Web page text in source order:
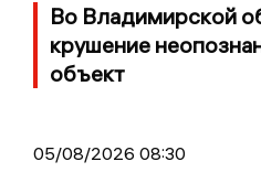
Во Владимирской
крушение
объект
05/08/2026 08:30